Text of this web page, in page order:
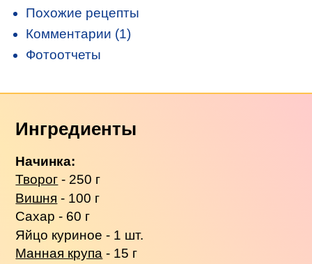
Похожие рецепты
Комментарии (1)
Фотоотчеты
Ингредиенты
Начинка:
Творог - 250 г
Вишня - 100 г
Сахар - 60 г
Яйцо куриное - 1 шт.
Манная крупа - 15 г